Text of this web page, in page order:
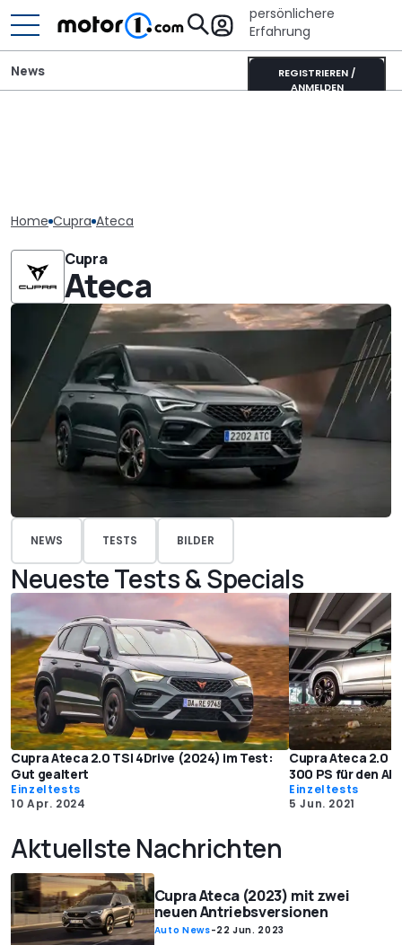
persönlichere
Erfahrung
REGISTRIEREN /
ANMELDEN
News
Home Cupra Ateca
Cupra
Ateca
NEWS TESTS BILDER
Neueste Tests & Specials
Cupra Ateca 2.0 TSI 4Drive (2024) im Test:
Gut gealtert
Einzeltests
10 Apr. 2024
Cupra Ateca 2.0
300 PS für den
Einzeltests
5 Jun. 2021
Aktuellste Nachrichten
Cupra Ateca (2023) mit zwei
neuen Antriebsversionen
Auto News-22 Jun. 2023